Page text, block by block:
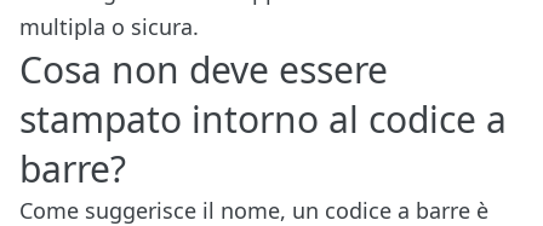
multipla o sicura.
Cosa non deve essere
stampato intorno al codice a
barre?
Come suggerisce il nome, un codice a barre è